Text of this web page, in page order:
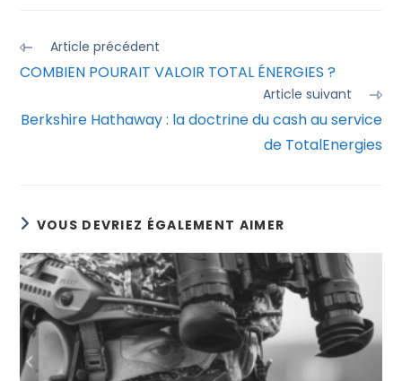
Article précédent
COMBIEN POURAIT VALOIR TOTAL ÉNERGIES ?
Article suivant
Berkshire Hathaway : la doctrine du cash au service
de TotalEnergies
VOUS DEVRIEZ ÉGALEMENT AIMER